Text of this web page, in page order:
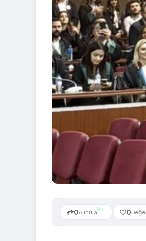
0AlıntılaYeni 0